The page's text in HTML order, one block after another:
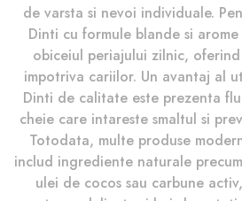
de varsta si nevoi individuale.
Dinti cu formule blande si
obiceiul periajului zilnic,
impotriva cariilor. Un avantaj al
Dinti de calitate este prezenta
cheie care intareste smaltul si
Totodata, multe produse
includ ingrediente naturale
ulei de cocos sau carbune